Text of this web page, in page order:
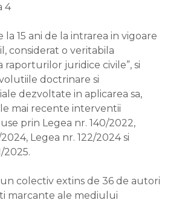
4
la 15 ani de la intrarea in vigoare
considerat o veritabila
raporturilor juridice civile”, si
doctrinare si
dezvoltate in aplicarea sa,
mai recente interventii
prin Legea nr. 140/2022,
2024, Legea nr. 122/2024 si
2025.
colectiv extins de 36 de autori
marcante ale mediului